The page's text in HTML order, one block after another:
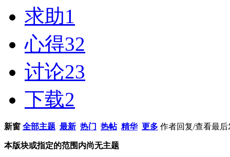
求助1
心得32
讨论23
下载2
新窗 全部主题 最新 热门 热帖 精华 更多 作者回复/查看最后
本版块或指定的范围内尚无主题